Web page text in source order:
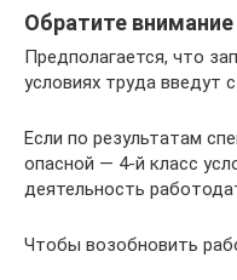
Обратите внимание
Предполагается, что
условиях труда введут
Если по результатам
опасной — 4-й класс
деятельность
Чтобы возобновить